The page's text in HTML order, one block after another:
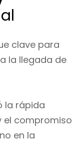
clave para
la llegada de
la rápida
el compromiso
en la